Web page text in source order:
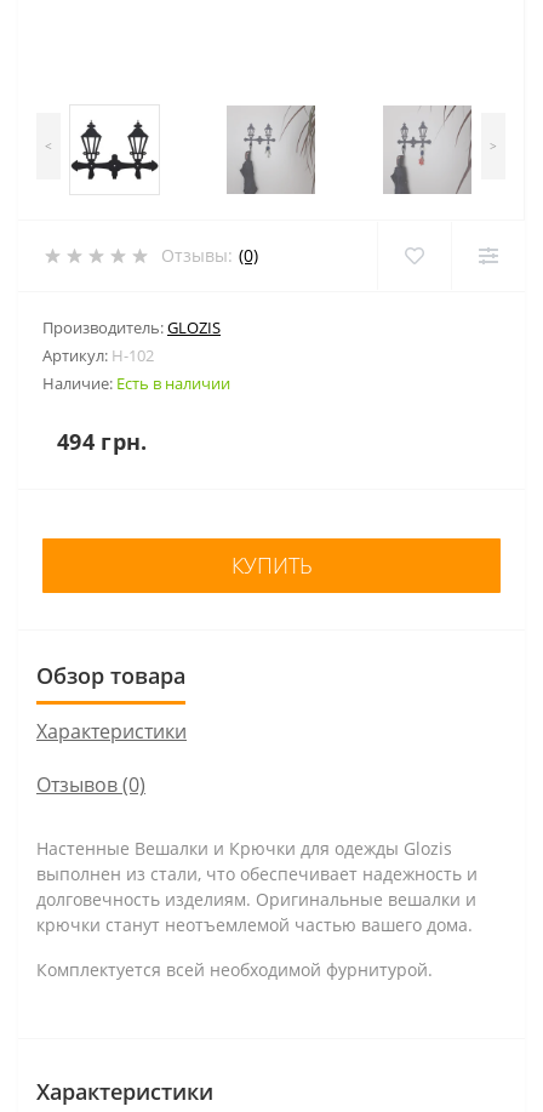
< >
Отзывы: (0)
Производитель:GLOZIS
Артикул: H-102
Наличие: Есть в наличии
494 грн.
КУПИТЬ
Обзор товара
Характеристики
Отзывов (0)
Настенные Вешалки и Крючки для одежды Glozis
выполнен из стали, что обеспечивает надежность и
долговечность изделиям. Оригинальные вешалки и
крючки станут неотъемлемой частью вашего дома.
Комплектуется всей необходимой фурнитурой.
Характеристики